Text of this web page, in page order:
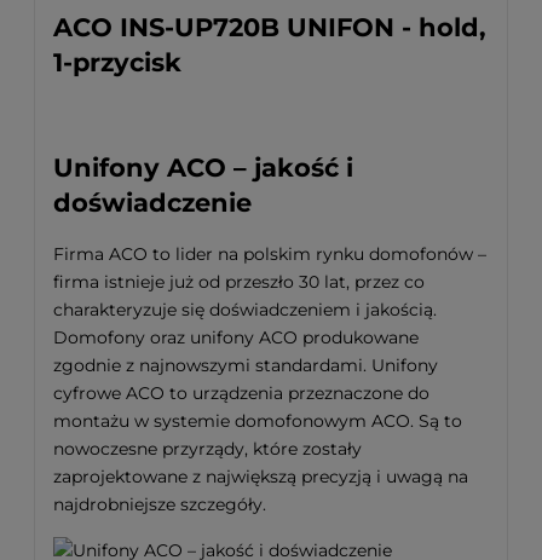
ACO INS-UP720B UNIFON - hold,
1-przycisk
Unifony ACO – jakość i
doświadczenie
Firma ACO to lider na polskim rynku domofonów –
firma istnieje już od przeszło 30 lat, przez co
charakteryzuje się doświadczeniem i jakością.
Domofony oraz unifony ACO produkowane
zgodnie z najnowszymi standardami. Unifony
cyfrowe ACO to urządzenia przeznaczone do
montażu w systemie domofonowym ACO. Są to
nowoczesne przyrządy, które zostały
zaprojektowane z największą precyzją i uwagą na
najdrobniejsze szczegóły.